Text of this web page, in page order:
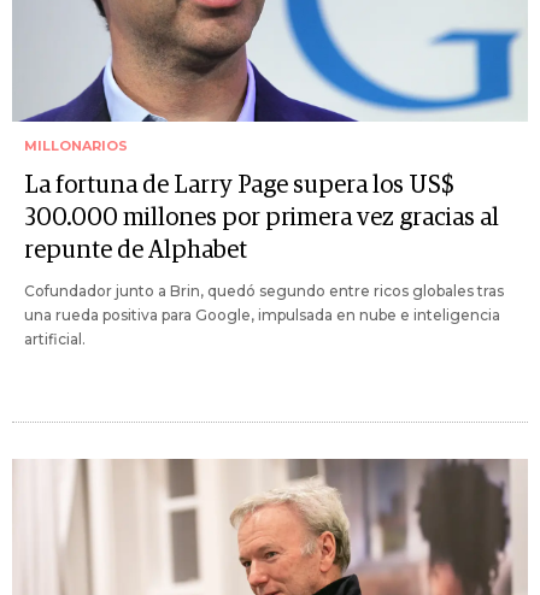
MILLONARIOS
La fortuna de Larry Page supera los US$
300.000 millones por primera vez gracias al
repunte de Alphabet
Cofundador junto a Brin, quedó segundo entre ricos globales tras
una rueda positiva para Google, impulsada en nube e inteligencia
artificial.